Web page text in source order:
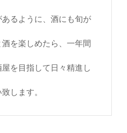
るように、酒にも旬が
を楽しめたら、一年間
を目指して日々精進し
します。